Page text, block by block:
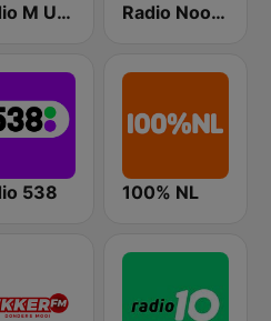
Radio M Utrecht Radio Noordzee
538 100% NL